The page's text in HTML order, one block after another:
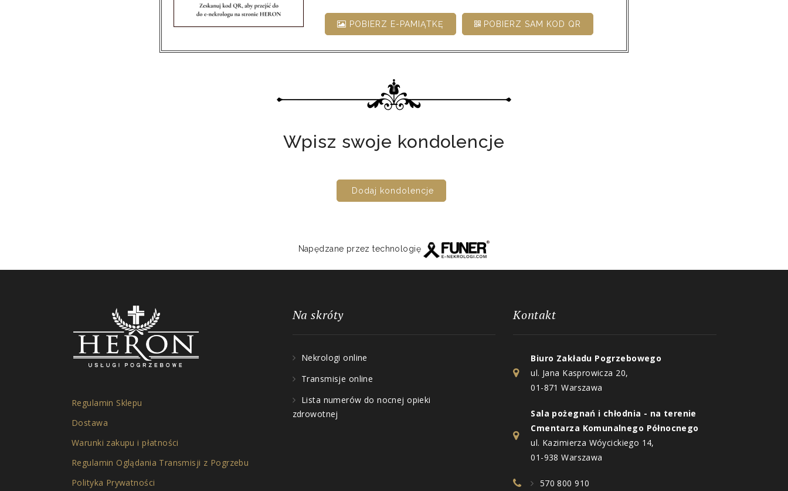
POBIERZ E-PAMIĄTKĘ POBIERZ SAM KOD QR
Wpisz swoje kondolencje
Dodaj kondolencje
Napędzane przez technologię
Regulamin Sklepu
Dostawa
Warunki zakupu i płatności
Regulamin Oglądania Transmisji z Pogrzebu
Polityka Prywatności
Na skróty
Nekrologi online
Transmisje online
Lista numerów do nocnej opieki
zdrowotnej
Kontakt
Biuro Zakładu Pogrzebowego
ul. Jana Kasprowicza 20,
01-871 Warszawa
Sala pożegnań i chłodnia - na terenie
Cmentarza Komunalnego Północnego
ul. Kazimierza Wóycickiego 14,
01-938 Warszawa
570 800 910